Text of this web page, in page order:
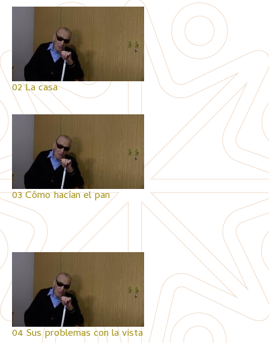
02 La casa
03 Cómo hacían el pan
04 Sus problemas con la vista